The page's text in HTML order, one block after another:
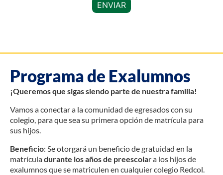
Programa de Exalumnos
¡Queremos que sigas siendo parte de nuestra familia!
Vamos a conectar a la comunidad de egresados con su
colegio, para que sea su primera opción de matrícula para
sus hijos.
Beneficio: Se otorgará un beneficio de gratuidad en la
matrículadurante los años de preescolar a los hijos de
exalumnos que se matriculen en cualquier colegio Redcol.